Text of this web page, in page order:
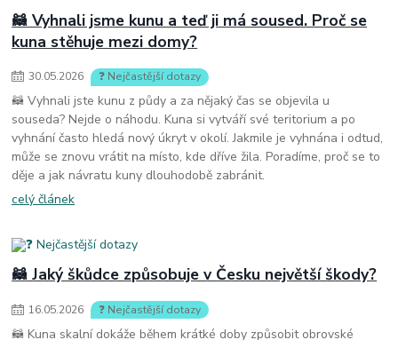
🦝 Vyhnali jsme kunu a teď ji má soused. Proč se
kuna stěhuje mezi domy?
30.05.2026 ❓ Nejčastější dotazy
🦝 Vyhnali jste kunu z půdy a za nějaký čas se objevila u
souseda? Nejde o náhodu. Kuna si vytváří své teritorium a po
vyhnání často hledá nový úkryt v okolí. Jakmile je vyhnána i odtud,
může se znovu vrátit na místo, kde dříve žila. Poradíme, proč se to
děje a jak návratu kuny dlouhodobě zabránit.
celý článek
🦝 Jaký škůdce způsobuje v Česku největší škody?
16.05.2026 ❓ Nejčastější dotazy
🦝 Kuna skalní dokáže během krátké doby způsobit obrovské